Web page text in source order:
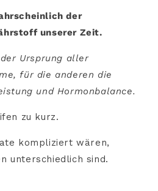
der
unserer Zeit.
Ursprung aller
für die anderen die
und Hormonbalance.
zu kurz.
kompliziert wären,
unterschiedlich sind.